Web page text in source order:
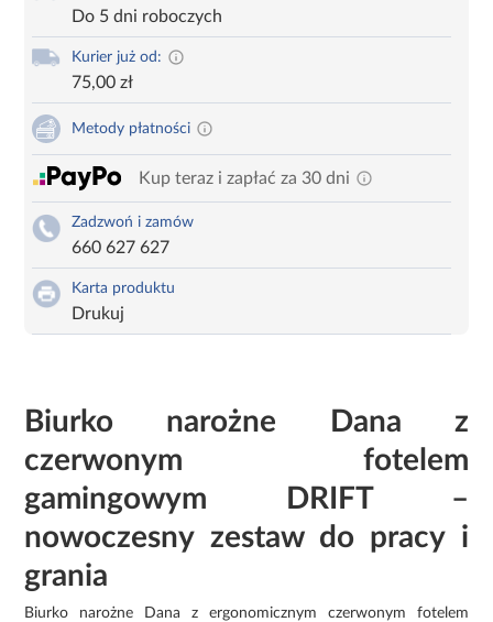
Do 5 dni roboczych
Kurier już od:
75,00 zł
Metody płatności
Kup teraz i zapłać za 30 dni
Zadzwoń i zamów
660 627 627
Karta produktu
Drukuj
Biurko narożne Dana z
czerwonym fotelem
gamingowym DRIFT –
nowoczesny zestaw do pracy i
grania
Biurko narożne Dana z ergonomicznym czerwonym fotelem